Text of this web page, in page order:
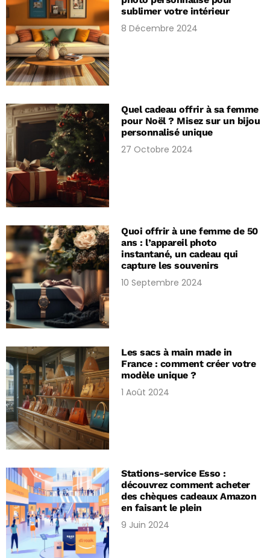
sublimer votre intérieur
8 Décembre 2024
Quel cadeau offrir à sa femme
pour Noël ? Misez sur un bijou
personnalisé unique
27 Octobre 2024
Quoi offrir à une femme de 50
ans : l’appareil photo
instantané, un cadeau qui
capture les souvenirs
10 Septembre 2024
Les sacs à main made in
France : comment créer votre
modèle unique ?
1 Août 2024
Stations-service Esso :
découvrez comment acheter
des chèques cadeaux Amazon
en faisant le plein
9 Juin 2024